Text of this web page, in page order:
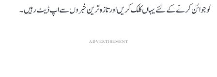
کو جوائن کرنے کے لئے یہاں کلک کریں اور تازہ ترین خبروں سے اپ ڈیٹ رہیں۔
ADVERTISEMENT